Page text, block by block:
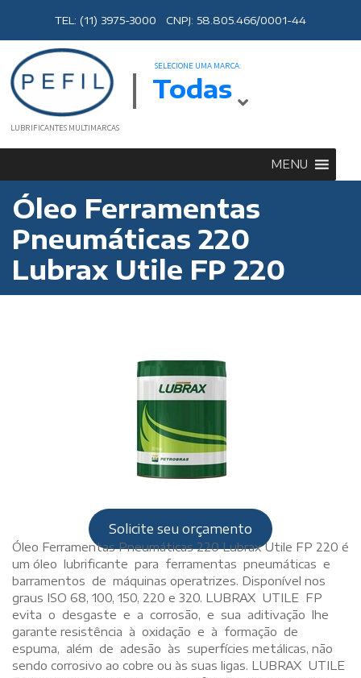
TEL: (11) 3975-3000 CNPJ: 58.805.466/0001-44
LUBRIFICANTES MULTIMARCAS
SELECIONE UMA MARCA:
Todas
MENU
Óleo Ferramentas
Pneumáticas 220
Lubrax Utile FP 220
Solicite seu orçamento
Óleo Ferramentas Pneumáticas 220 Lubrax Utile FP 220 é
um óleo lubrificante para ferramentas pneumáticas e
barramentos de máquinas operatrizes. Disponível nos
graus ISO 68, 100, 150, 220 e 320. LUBRAX UTILE FP
evita o desgaste e a corrosão, e sua aditivação lhe
garante resistência à oxidação e à formação de
espuma, além de adesão às superfícies metálicas, não
sendo corrosivo ao cobre ou às suas ligas. LUBRAX UTILE